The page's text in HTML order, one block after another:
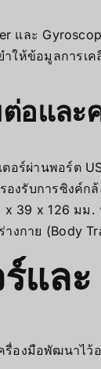
และ
ให้ข้อมูลการเ
ต่อแล
อร์ผ่านพอร์ต
องรับการซิงค์
x 39 x 126 มม
งกาย (Body
และ
รื่องมือพัฒนาไว้